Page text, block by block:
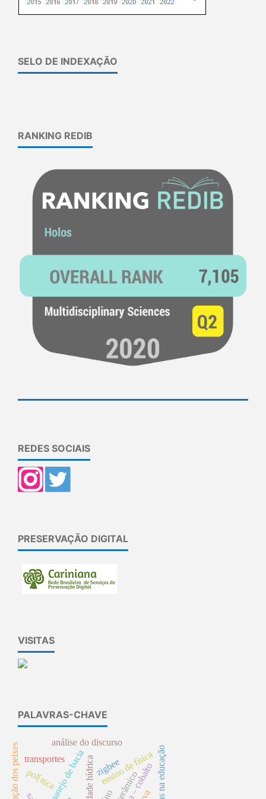
SELO DE INDEXAÇÃO
RANKING REDIB
REDES SOCIAIS
PRESERVAÇÃO DIGITAL
VISITAS
PALAVRAS-CHAVE
ensino de física
manejo de bacia zigbee
pol[itica
análise do discurso
transportes